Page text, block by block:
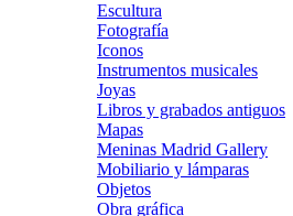
Escultura
Fotografía
Iconos
Instrumentos musicales
Joyas
Libros y grabados antiguos
Mapas
Meninas Madrid Gallery
Mobiliario y lámparas
Objetos
Obra gráfica